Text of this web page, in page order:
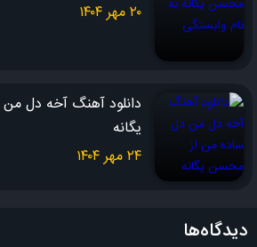
۲۰ مهر ۱۴۰۴
دانلود آهنگ آخه دل
یگانه
۲۴ مهر ۱۴۰۴
دیدگاه‌ها